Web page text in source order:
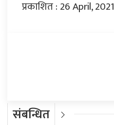
प्रकाशित : 26 April, 2021
संबन्धित